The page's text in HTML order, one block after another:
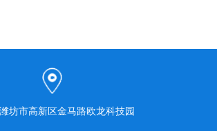
坊市高新区金马路欧龙科技园